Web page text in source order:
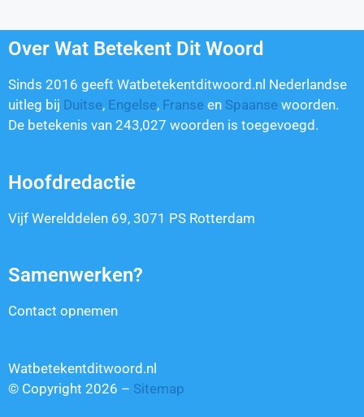
Over Wat Betekent Dit Woord
Sinds 2016 geeft Watbetekentditwoord.nl Nederlandse
uitleg bij Duitse, Engelse, Franse en Spaanse woorden.
De betekenis van 243,027 woorden is toegevoegd.
Hoofdredactie
Vijf Werelddelen 69, 3071 PS Rotterdam
Samenwerken?
Contact opnemen
Watbetekentditwoord.nl
© Copyright 2026 – Sitemap